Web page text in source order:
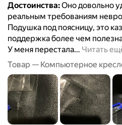
Достоинства:Оно довольно
реальным требованиям
Подушка под поясницу, это
поддержка более чем
У меня перестала… Читать
Товар — Компьютерное